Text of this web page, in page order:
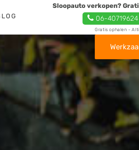
Sloopauto verkopen?
06-40719624
Gratis ophalen -